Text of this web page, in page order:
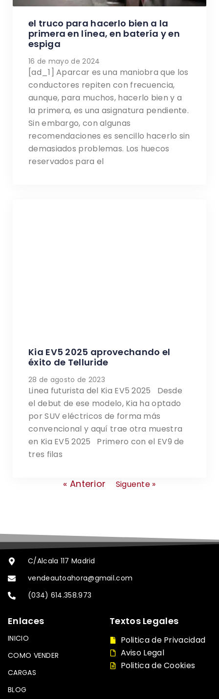
el truco para hacerlo bien a la
primera en línea, en batería y en
espiga
16 de mayo de 2024
[ad_1] Aparcar es una maniobra que los
conductores repiten con frecuencia,
aunque, para muchos, hacerlo bien y a
la primera, es una asignatura pendiente.
Sin embargo, con algunas
recomendaciones es sencillo hacerlo sin
demasiados problemas. Los huecos
reservados para el
Kia EV5 2025 aprovechando el
éxito de Telluride
28 de agosto de 2023
Linea futurista del Kia EV5 2025 Desde
el debut de ese modelo, Kia ha optado
por SUV eléctricos de forma más
convencional y aquí trae otra muestra
en Kia EV5 2025 Primero con el EV9 de
tres filas
« Anterior Siguente »
C/Alcala 117 Madrid
vendeautoahora@gmail.com
(034) 614.358.973
Enlaces
INICIO
COMO VENDER
CARGAS
BLOG
Textos Legales
Politica de Privacidad
Aviso Legal
Politica de Cookies